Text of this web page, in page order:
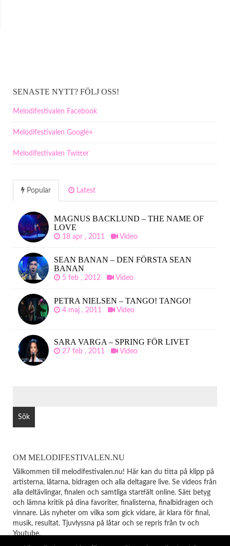
SENASTE NYTT? FÖLJ OSS!
Melodifestivalen Facebook
Melodifestivalen Google+
Melodifestivalen Twitter
Popular Latest
MAGNUS BACKLUND – THE NAME OF
LOVE
18 apr , 2011 Video
SEAN BANAN – DEN FÖRSTA SEAN
BANAN
5 feb , 2012 Video
PETRA NIELSEN – TANGO! TANGO!
4 maj , 2011 Video
SARA VARGA – SPRING FÖR LIVET
27 feb , 2011 Video
OM MELODIFESTIVALEN.NU
Välkommen till melodifestivalen.nu! Här kan du titta på klipp på
artisterna, låtarna, bidragen och alla deltagare live. Se videos från
alla deltävlingar, finalen och samtliga startfält online. Sätt betyg
och lämna kritik på dina favoriter, finalisterna, finalbidragen och
vinnare. Läs nyheter om vilka som gick vidare, är klara för final,
musik, resultat. Tjuvlyssna på låtar och se repris från tv och
Youtube.